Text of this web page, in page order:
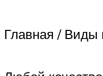
Главная / Виды